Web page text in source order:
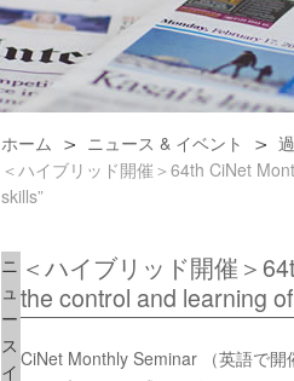
ホーム ニュース & イベント
＜ハイブリッド開催＞64th CiNet
skills”
ニ
ュ
ー
ス
イ
＜ハイブリッド開催＞
the control and learning
CiNet Monthly Seminar （英語で開